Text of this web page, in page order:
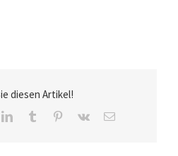
diesen Artikel!
LinkedInTumblr Pinterest
Vk
E-